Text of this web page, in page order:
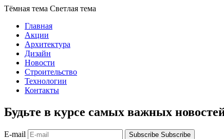
Тёмная тема Светлая тема
Главная
Акции
Архитектура
Дизайн
Новости
Строительство
Технологии
Контакты
Будьте в курсе самых важных
E-mail Subscribe Subscribe